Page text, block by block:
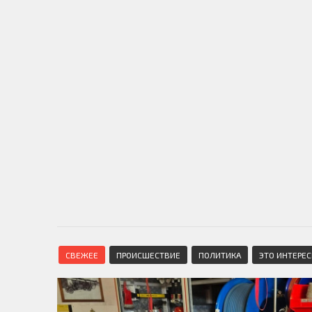
СВЕЖЕЕ ПРОИСШЕСТВИЕ ПОЛИТИКА ЭТО